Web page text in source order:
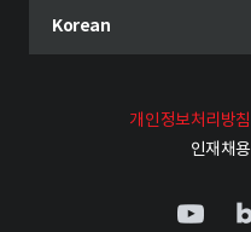
언어 선택 메뉴 열기
현재 선택된 언어
Korean
개인정보처리방침
인재채용